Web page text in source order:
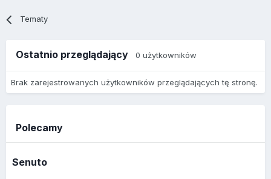
Tematy
Ostatnio przeglądający 0 użytkowników
Brak zarejestrowanych użytkowników przeglądających tę stronę.
Polecamy
Senuto